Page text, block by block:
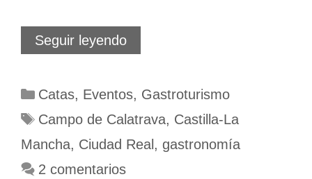
Seguir leyendoEl
sabor
la
y
las
máscaras
Categorías
Catas, Eventos, Gastroturismo
Etiquetas
Campo de Calatrava, Castilla-La
Mancha, Ciudad Real , gastronomía
2 comentarios